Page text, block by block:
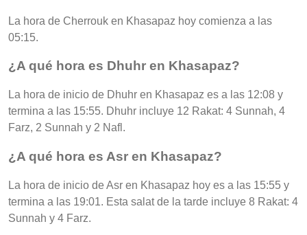
La hora de Cherrouk en Khasapaz hoy comienza a las
05:15.
¿A qué hora es Dhuhr en Khasapaz?
La hora de inicio de Dhuhr en Khasapaz es a las 12:08 y
termina a las 15:55. Dhuhr incluye 12 Rakat: 4 Sunnah, 4
Farz, 2 Sunnah y 2 Nafl.
¿A qué hora es Asr en Khasapaz?
La hora de inicio de Asr en Khasapaz hoy es a las 15:55 y
termina a las 19:01. Esta salat de la tarde incluye 8 Rakat: 4
Sunnah y 4 Farz.